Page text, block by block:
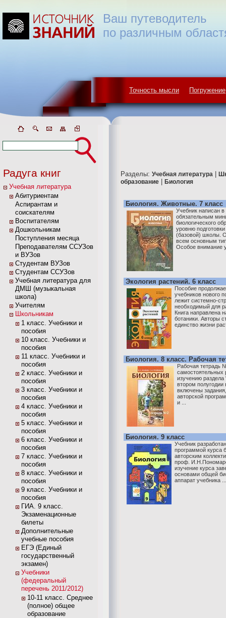
Точность мысли Погружение
Ваш путеводитель
по различным
Радуга книг
Учебная литература
Абитуриентам
Аспирантам и
соискателям
Воспитателям
Дошкольникам
Поступления месяца
Преподавателям ССУЗов
и ВУЗов
Студентам ВУЗов
Студентам ССУЗов
Учебная литература для
ДМШ (музыкальная
школа)
Учителям
Школьникам
1 класс. Учебники и
пособия
10 класс. Учебники и
пособия
11 класс. Учебники и
пособия
2 класс. Учебники и
пособия
3 класс. Учебники и
пособия
4 класс. Учебники и
пособия
5 класс. Учебники и
пособия
6 класс. Учебники и
пособия
7 класс. Учебники и
пособия
8 класс. Учебники и
пособия
9 класс. Учебники и
пособия
ГИА. 9 класс.
Экзаменационные
билеты
Дополнительные
учебные пособия
ЕГЭ (Единый
государственный
экзамен)
Учебники
(федеральный
перечень 2011/2012)
10-11 класс. Среднее
(полное) общее
образование
Разделы: Учебная литература
образование
Биология
Биология. Животные. 7 класс
Учебник написан в
обязательным
биологического
уровню
(базовой) школы.
всем основным
Особое внимание
Экология растений. 6 класс
Пособие
учебников нового
лежит системно-
необходимый для
Книга направлена
ботаники. Авторы
единство жизни
Биология. 8 класс. Рабочая
Рабочая тетрадь
самостоятельных
изучению раздела
втором
включены
авторской
и ...
Биология. 9 класс
Учебник
программой курса
авторским
проф.
изучение курса
основами общей
аппарат учебника ...